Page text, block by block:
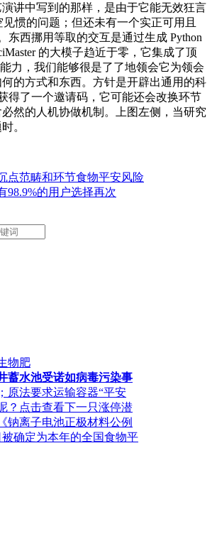
讲中写到的那样，是由于它能无效狂言
惯的问题；但还未有一个实正可用且
东西挪用等取的交互是通过生成 Python
的大模子趋近于零，它集成了顶
力，我们能够很是了了地领会它为领会
的方式和东西。方针是开辟出通用的科
得了一个邀请码，它可能还会改换环节
然的人机协做机制。上图左侧，当研究
。
点范畴和环节食物平安风险
98.9%的用户选择再次
物肥
蓄水池受诺如病毒污染事
原法要求运输容器“平安
？点击查看下一只涨停潜
钠离子电池正极材料公例
被确定为本年的全国食物平